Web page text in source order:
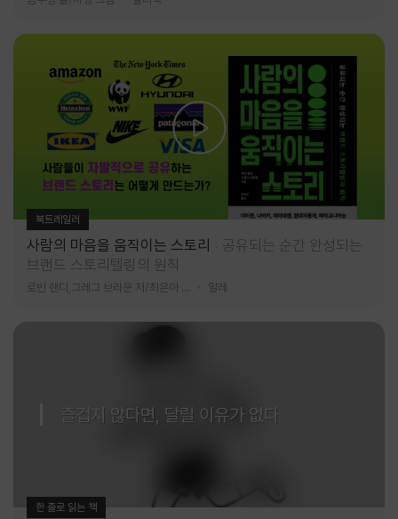
북트레일러
사람의 마음을 움직이는 스토리
공유되는 순간 완성되는
브랜드 스토리텔링의 원칙
알레
즐겁지 않다면, 달릴 이유가 없다
한 줄로 읽는 책